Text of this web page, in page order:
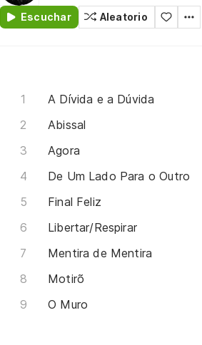
Escuchar Aleatorio
A Dívida e a Dúvida
Abissal
Agora
De Um Lado Para o Outro
Final Feliz
Libertar/Respirar
Mentira de Mentira
Motirõ
O Muro